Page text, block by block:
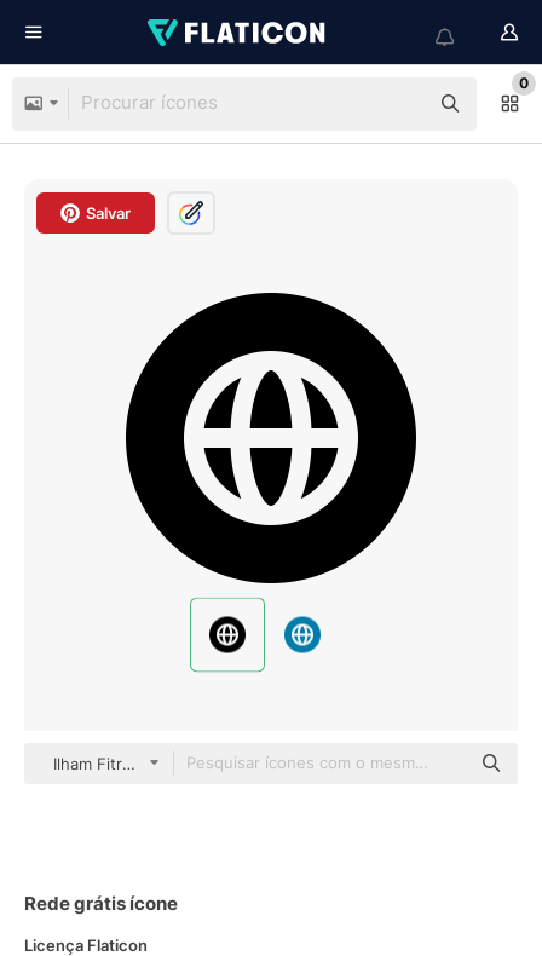
0
Salvar
Ilham Fitrotul Hayat Glyph
Rede grátis ícone
Licença Flaticon